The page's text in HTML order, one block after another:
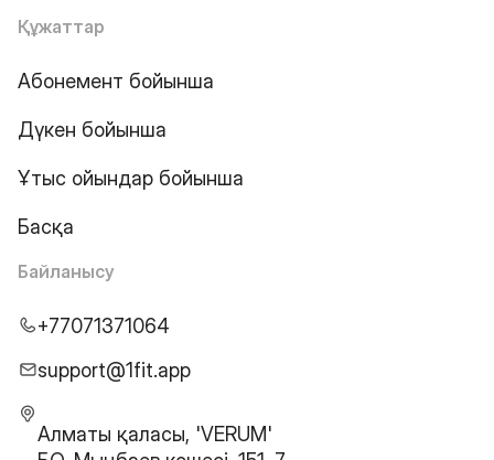
Құжаттар
Абонемент бойынша
Дүкен бойынша
Ұтыс ойындар бойынша
Басқа
Байланысу
+77071371064
support@1fit.app
Алматы қаласы, 'VERUM'